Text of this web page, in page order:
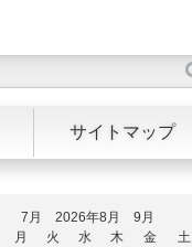
サイトマップ
7月 2026年8月 9月
月 火 水 木 金
土